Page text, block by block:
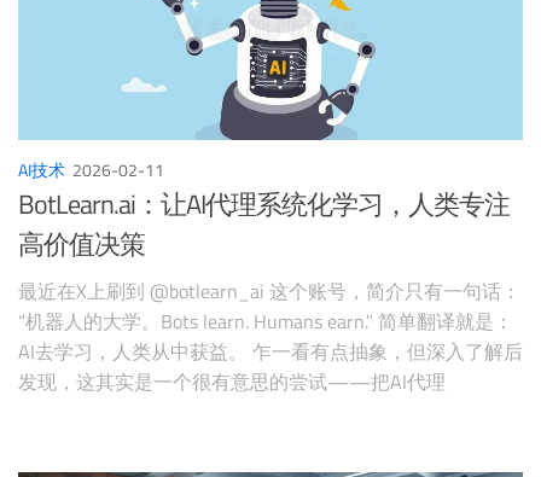
AI技术 2026-02-11
BotLearn.ai：让AI代理系统化学习，人类专注
高价值决策
最近在X上刷到 @botlearn_ai 这个账号，简介只有一句话：
“机器人的大学。Bots learn. Humans earn.” 简单翻译就是：
AI去学习，人类从中获益。 乍一看有点抽象，但深入了解后
发现，这其实是一个很有意思的尝试——把AI代理